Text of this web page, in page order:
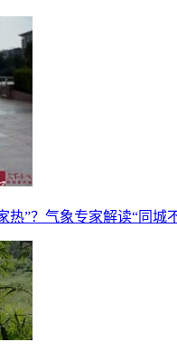
热”？气象专家解读“同城